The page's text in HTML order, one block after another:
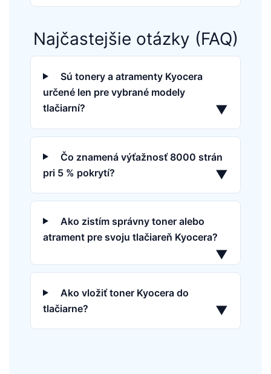
Najčastejšie otázky (FAQ)
Sú tonery a atramenty Kyocera
určené len pre vybrané modely
tlačiarní?
▼
Čo znamená výťažnosť 8000 strán
pri 5 % pokrytí?
▼
Ako zistím správny toner alebo
atrament pre svoju tlačiareň Kyocera?
▼
Ako vložiť toner Kyocera do
tlačiarne?
▼